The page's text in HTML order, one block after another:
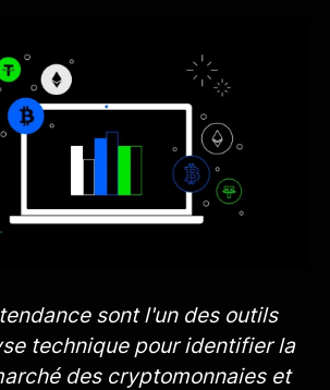
sont l'un des outils
technique pour identifier la
des cryptomonnaies et